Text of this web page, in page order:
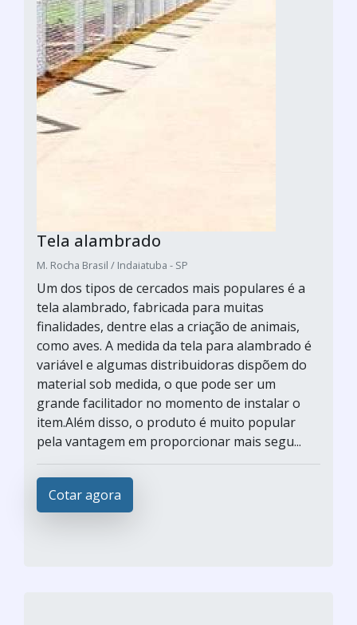
Tela alambrado
M. Rocha Brasil / Indaiatuba - SP
Um dos tipos de cercados mais populares é a
tela alambrado, fabricada para muitas
finalidades, dentre elas a criação de animais,
como aves. A medida da tela para alambrado é
variável e algumas distribuidoras dispõem do
material sob medida, o que pode ser um
grande facilitador no momento de instalar o
item.Além disso, o produto é muito popular
pela vantagem em proporcionar mais segu...
Cotar agora